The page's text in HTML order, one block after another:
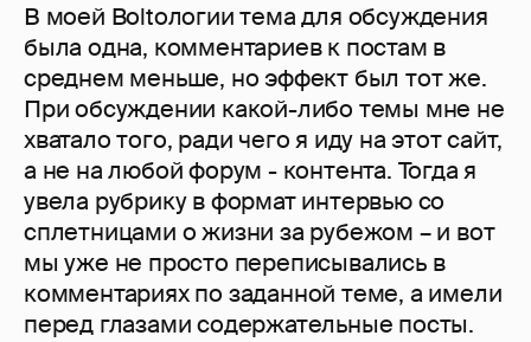
В моей Boltoлогии тема для обсуждения
была одна, комментариев к постам в
среднем меньше, но эффект был тот же.
При обсуждении какой-либо темы мне не
хватало того, ради чего я иду на этот сайт,
а не на любой форум - контента. Тогда я
увела рубрику в формат интервью со
сплетницами о жизни за рубежом – и вот
мы уже не просто переписывались в
комментариях по заданной теме, а имели
перед глазами содержательные посты.